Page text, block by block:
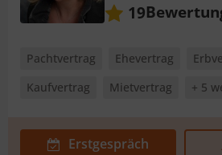
19
Pachtvertrag Ehevertrag
Kaufvertrag
Mietvertrag + 5
Erstgespräch